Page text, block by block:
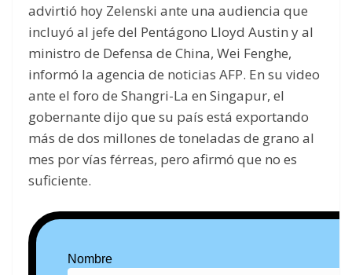
advirtió hoy Zelenski ante una audiencia que
incluyó al jefe del Pentágono Lloyd Austin y al
ministro de Defensa de China, Wei Fenghe,
informó la agencia de noticias AFP. En su video
ante el foro de Shangri-La en Singapur, el
gobernante dijo que su país está exportando
más de dos millones de toneladas de grano al
mes por vías férreas, pero afirmó que no es
suficiente.
Nombre